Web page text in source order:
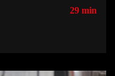
29 min